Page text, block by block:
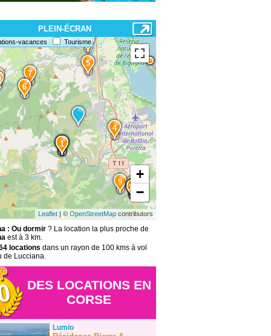
PLEIN-ÉCRAN
vacances Tourisme
15
14
13
11
9
8
7
6
5
4
3
2
1
+
−
Leaflet | ©OpenStreetMap contributors
: Ou dormir? La location la plus proche de
est à 3 km.
locations dans un rayon de 100 kms à vol
de Lucciana.
DES LOCATIONS EN
CORSE
Lumio